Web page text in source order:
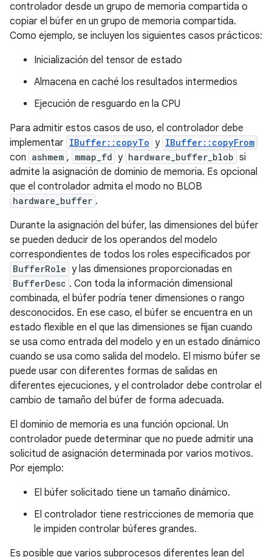
controlador desde un grupo de memoria compartida o
copiar el búfer en un grupo de memoria compartida.
Como ejemplo, se incluyen los siguientes casos prácticos:
Inicialización del tensor de estado
Almacena en caché los resultados intermedios
Ejecución de resguardo en la CPU
Para admitir estos casos de uso, el controlador debe
implementar IBuffer::copyTo y IBuffer::copyFrom
con ashmem , mmap_fd y hardware_buffer_blob si
admite la asignación de dominio de memoria. Es opcional
que el controlador admita el modo no BLOB
hardware_buffer .
Durante la asignación del búfer, las dimensiones del búfer
se pueden deducir de los operandos del modelo
correspondientes de todos los roles especificados por
BufferRole y las dimensiones proporcionadas en
BufferDesc . Con toda la información dimensional
combinada, el búfer podría tener dimensiones o rango
desconocidos. En ese caso, el búfer se encuentra en un
estado flexible en el que las dimensiones se fijan cuando
se usa como entrada del modelo y en un estado dinámico
cuando se usa como salida del modelo. El mismo búfer se
puede usar con diferentes formas de salidas en
diferentes ejecuciones, y el controlador debe controlar el
cambio de tamaño del búfer de forma adecuada.
El dominio de memoria es una función opcional. Un
controlador puede determinar que no puede admitir una
solicitud de asignación determinada por varios motivos.
Por ejemplo:
El búfer solicitado tiene un tamaño dinámico.
El controlador tiene restricciones de memoria que
le impiden controlar búferes grandes.
Es posible que varios subprocesos diferentes lean del